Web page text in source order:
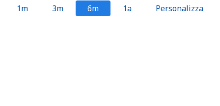
1m 3m 6m 1a Personalizza